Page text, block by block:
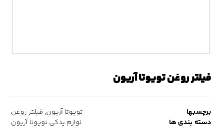
فیلتر روغن تویوتا آریون
برچسبها تویوتا آریون, فیلتر روغن
دسته بندی ها
لوازم یدکی تویوتا آریون